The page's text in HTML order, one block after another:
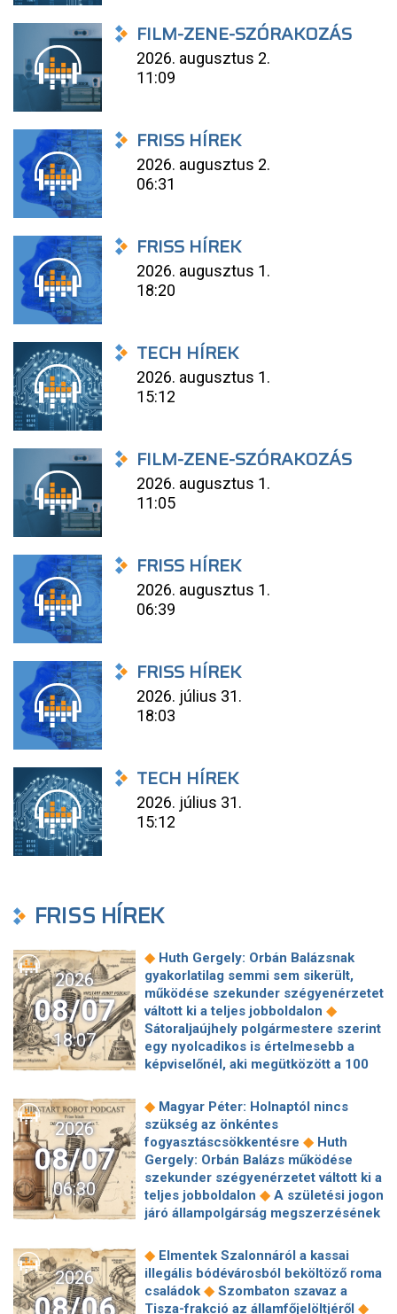
FILM-ZENE-SZÓRAKOZÁS
2026. augusztus 2.
11:09
FRISS HÍREK
2026. augusztus 2.
06:31
FRISS HÍREK
2026. augusztus 1.
18:20
TECH HÍREK
2026. augusztus 1.
15:12
FILM-ZENE-SZÓRAKOZÁS
2026. augusztus 1.
11:05
FRISS HÍREK
2026. augusztus 1.
06:39
FRISS HÍREK
2026. július 31.
18:03
TECH HÍREK
2026. július 31.
15:12
FRISS HÍREK
2026
08/07
18:07
◆ Huth Gergely: Orbán Balázsnak
gyakorlatilag semmi sem sikerült,
működése szekunder szégyenérzetet
váltott ki a teljes jobboldalon ◆
Sátoraljaújhely polgármestere szerint
egy nyolcadikos is értelmesebb a
képviselőnél, aki megütközött a 100
hírszerzés szerint Putyin pár éven
belül megtámadhat egy NATO-
tagállamot ◆ Vitézy Dávid
elmagyarázta, miért Mészárosék
cége nyerte a közbeszerzést
sínhegesztésre◆ Nagy cégek
segítségét kéri Szolnok
polgármestere a 400 kirúgott
mozgolódás a Legfőbb Ügyészségen,
többen kerülnek új pozícióba◆Tarr
Zoltán: Zajlik a közmédia átvilágítása
2026
08/07
06:30
◆ Magyar Péter: Holnaptól nincs
szükség az önkéntes
fogyasztáscsökkentésre ◆ Huth
Gergely: Orbán Balázs működése
szekunder szégyenérzetet váltott ki a
teljes jobboldalon ◆ A születési jogon
járó állampolgárság megszerzésének
Donald Trump
◆ „Kevésen múlt a
katasztrófa” – szintet léphetett az
orosz hibrid hadviselés ◆
Ákos: Vagyonkezelés közérdekből: mi
2026
◆ Elmentek Szalonnáról a kassai
illegális bódévárosból beköltöző roma
családok ◆ Szombaton szavaz a
Tisza-frakció az államfőjelöltjéről ◆